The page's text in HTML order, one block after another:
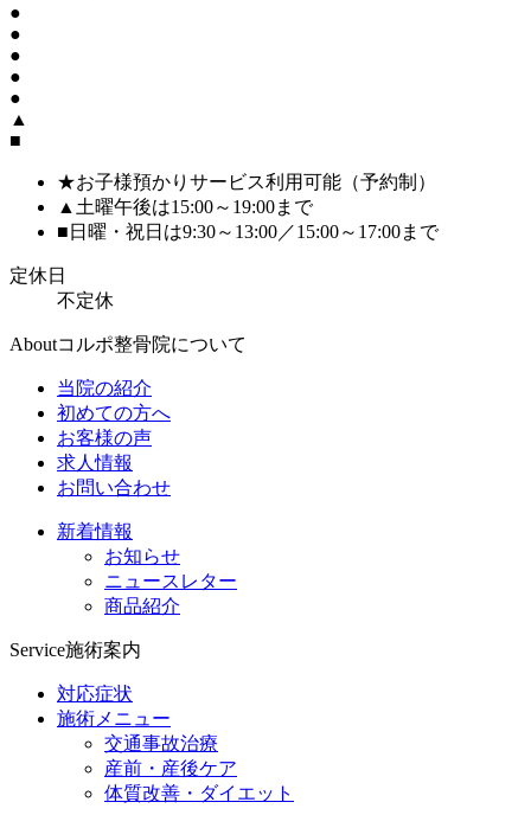
●
●
●
●
●
▲
■
★お子様預かりサービス利用可能（予約制）
▲ 土曜午後は15:00～19:00まで
■ 日曜・祝日は9:30～13:00／15:00～17:00まで
定休日
不定休
Aboutコルポ整骨院について
当院の紹介
初めての方へ
お客様の声
求人情報
お問い合わせ
新着情報
お知らせ
ニュースレター
商品紹介
Service施術案内
対応症状
施術メニュー
交通事故治療
産前・産後ケア
体質改善・ダイエット